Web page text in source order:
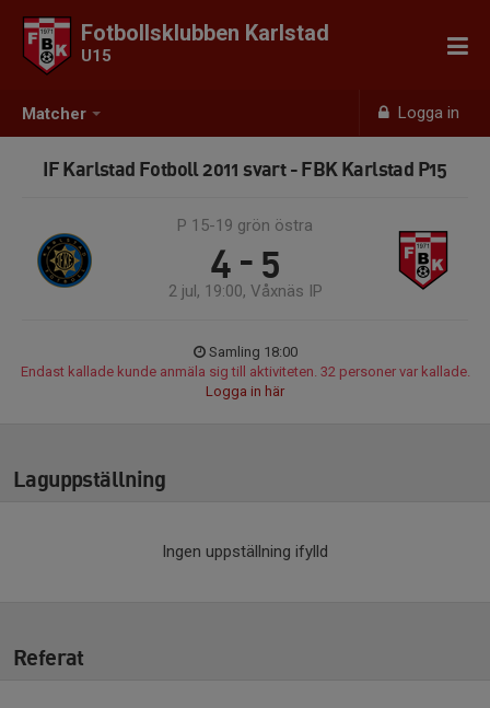
Matcher Logga in
Fotbollsklubben Karlstad
U15
IF Karlstad Fotboll 2011 svart - FBK Karlstad P15
P 15-19 grön östra
4 - 5
2 jul, 19:00, Våxnäs IP
Samling 18:00
Endast kallade kunde anmäla sig till aktiviteten. 32 personer var kallade.
Logga in här
Laguppställning
Ingen uppställning ifylld
Referat